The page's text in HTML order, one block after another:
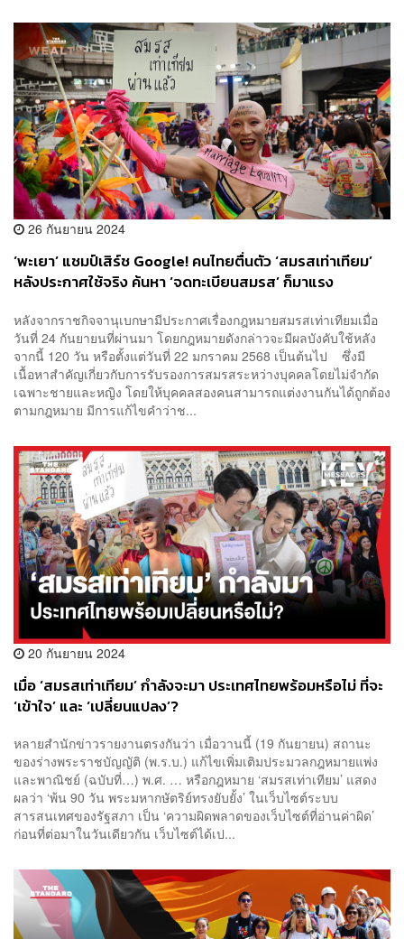
26 กันยายน 2024
‘พะเยา’ แชมป์เสิร์ช Google! คนไทยตื่นตัว ‘สมรสเท่าเทียม’
หลังประกาศใช้จริง ค้นหา ‘จดทะเบียนสมรส’ ก็มาแรง
หลังจากราชกิจจานุเบกษามีประกาศเรื่องกฎหมายสมรสเท่าเทียมเมื่อ
วันที่ 24 กันยายนที่ผ่านมา โดยกฎหมายดังกล่าวจะมีผลบังคับใช้หลัง
จากนี้ 120 วัน หรือตั้งแต่วันที่ 22 มกราคม 2568 เป็นต้นไป ซึ่งมี
เนื้อหาสำคัญเกี่ยวกับการรับรองการสมรสระหว่างบุคคลโดยไม่จำกัด
เฉพาะชายและหญิง โดยให้บุคคลสองคนสามารถแต่งงานกันได้ถูกต้อง
ตามกฎหมาย มีการแก้ไขคำว่าช...
20 กันยายน 2024
เมื่อ ‘สมรสเท่าเทียม’ กำลังจะมา ประเทศไทยพร้อมหรือไม่ ที่จะ
‘เข้าใจ’ และ ‘เปลี่ยนแปลง’?
หลายสำนักข่าวรายงานตรงกันว่า เมื่อวานนี้ (19 กันยายน) สถานะ
ของร่างพระราชบัญญัติ (พ.ร.บ.) แก้ไขเพิ่มเติมประมวลกฎหมายแพ่ง
และพาณิชย์ (ฉบับที่…) พ.ศ. … หรือกฎหมาย ‘สมรสเท่าเทียม’ แสดง
ผลว่า ‘พ้น 90 วัน พระมหากษัตริย์ทรงยับยั้ง’ ในเว็บไซต์ระบบ
สารสนเทศของรัฐสภา เป็น ‘ความผิดพลาดของเว็บไซต์ที่อ่านค่าผิด’
ก่อนที่ต่อมาในวันเดียวกัน เว็บไซต์ได้เป...